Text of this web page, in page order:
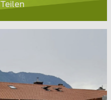
Teilen